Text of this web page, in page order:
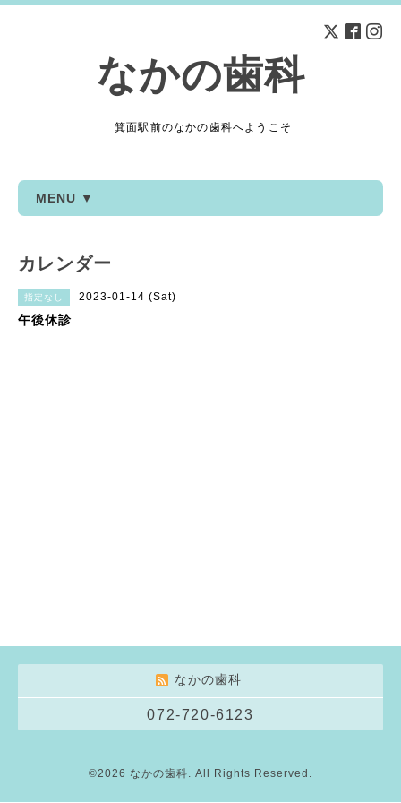
なかの歯科
箕面駅前のなかの歯科へようこそ
MENU ▼
カレンダー
指定なし 2023-01-14 (Sat)
午後休診
なかの歯科
072-720-6123
©2026 なかの歯科. All Rights Reserved.